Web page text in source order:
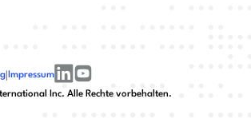
Inc. Alle Rechte vorbehalten.
| Impressum
linkedinyoutube